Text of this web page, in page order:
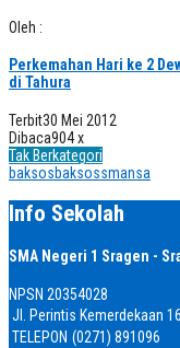
Oleh :
Perkemahan Hari ke 2
di Tahura
Terbit30 Mei 2012
Dibaca904 x
Tak Berkategori
baksosbaksossmansa
Info Sekolah
SMA Negeri 1 Sragen -
NPSN 20354028
Jl. Perintis Kemerdekaan
TELEPON (0271) 891096